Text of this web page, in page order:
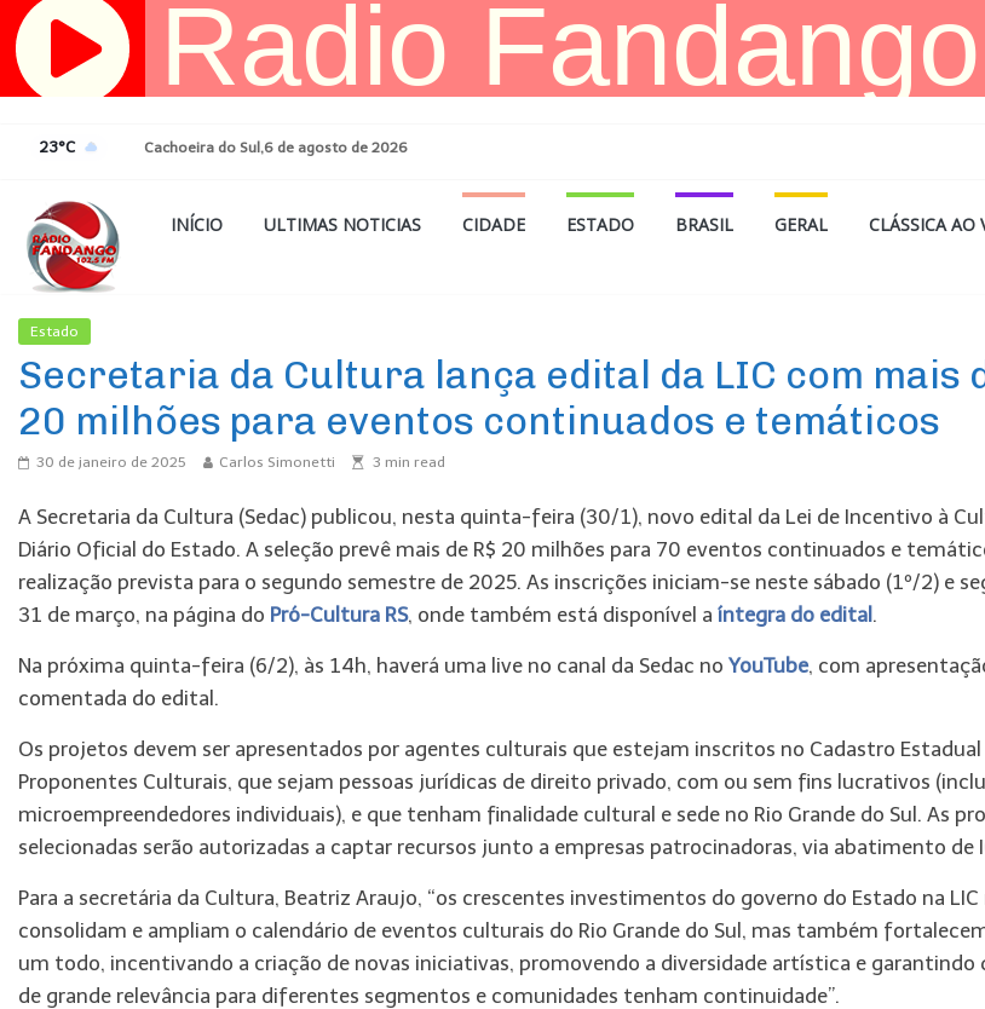
Pular
para
23°C Cachoeira do Sul,6 de agosto de 2026
INÍCIO ULTIMAS NOTICIAS CIDADE ESTADO BRASIL GERAL CLÁSSICA AO
Estado
Secretaria da Cultura lança edital da LIC com mais
20 milhões para eventos continuados e temáticos
30 de janeiro de 2025 Carlos Simonetti 3 min read
A Secretaria da Cultura (Sedac) publicou, nesta quinta-feira (30/1), novo edital da Lei de Incentivo à
Diário Oficial do Estado. A seleção prevê mais de R$ 20 milhões para 70 eventos continuados e
realização prevista para o segundo semestre de 2025. As inscrições iniciam-se neste sábado (1º/2) e
31 de março, na página do Pró-Cultura RS, onde também está disponível a íntegra do edital .
Na próxima quinta-feira (6/2), às 14h, haverá uma live no canal da Sedac no YouTube, com
comentada do edital.
Os projetos devem ser apresentados por agentes culturais que estejam inscritos no Cadastro Estadual
Proponentes Culturais, que sejam pessoas jurídicas de direito privado, com ou sem fins lucrativos
microempreendedores individuais), e que tenham finalidade cultural e sede no Rio Grande do Sul. As
selecionadas serão autorizadas a captar recursos junto a empresas patrocinadoras, via abatimento de
Para a secretária da Cultura, Beatriz Araujo, “os crescentes investimentos do governo do Estado na LIC
consolidam e ampliam o calendário de eventos culturais do Rio Grande do Sul, mas também
um todo, incentivando a criação de novas iniciativas, promovendo a diversidade artística e garantindo
de grande relevância para diferentes segmentos e comunidades tenham continuidade”.